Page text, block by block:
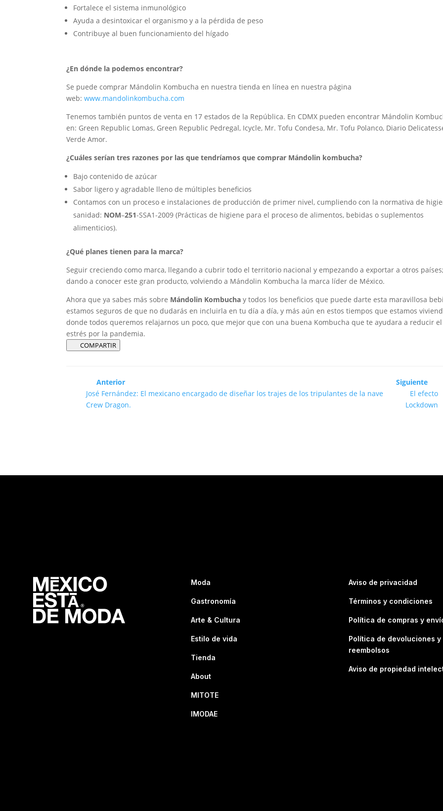
Fortalece el sistema inmunológico
Ayuda a desintoxicar el organismo y a la pérdida de peso
Contribuye al buen funcionamiento del hígado
¿En dónde la podemos encontrar?
Se puede comprar Mándolin Kombucha en nuestra tienda en línea en nuestra página
web:www.mandolinkombucha.com
Tenemos también puntos de venta en 17 estados de la República. En CDMX pueden encontrar Mándolin
en: Green Republic Lomas, Green Republic Pedregal, Icycle, Mr. Tofu Condesa, Mr. Tofu Polanco, Diario
Verde Amor.
¿Cuáles serían tres razones por las que tendríamos que comprar Mándolin kombucha?
Bajo contenido de azúcar
Sabor ligero y agradable lleno de múltiples beneficios
Contamos con un proceso e instalaciones de producción de primer nivel, cumpliendo con la normativa de
sanidad: NOM–251-SSA1-2009 (Prácticas de higiene para el proceso de alimentos, bebidas o suplementos
alimenticios).
¿Qué planes tienen para la marca?
Seguir creciendo como marca, llegando a cubrir todo el territorio nacional y empezando a exportar a otros países;
dando a conocer este gran producto, volviendo a Mándolin Kombucha la marca líder de México.
Ahora que ya sabes más sobre Mándolin Kombucha y todos los beneficios que puede darte esta maravillosa
estamos seguros de que no dudarás en incluirla en tu día a día, y más aún en estos tiempos que estamos
donde todos queremos relajarnos un poco, que mejor que con una buena Kombucha que te ayudara a reducir el
estrés por la pandemia.
COMPARTIR
Anterior
José Fernández: El mexicano encargado de diseñar los trajes de los tripulantes de la nave
Crew Dragon.
Siguiente
El efecto
Lockdown
Moda
Gastronomía
Arte & Cultura
Estilo de vida
Tienda
About
MITOTE
IMODAE
Aviso de privacidad
Términos y condiciones
Política de compras y
Política de devoluciones y
reembolsos
Aviso de propiedad